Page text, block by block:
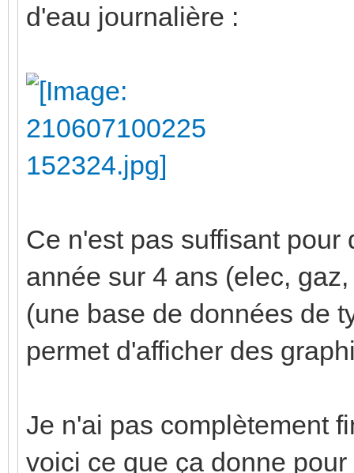
d'eau journalière :
Ce n'est pas suffisant
année sur 4 ans (elec,
(une base de données de
permet d'afficher des
Je n'ai pas complètement
voici ce que ça donne